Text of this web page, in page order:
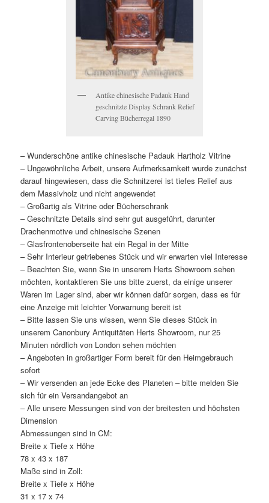
Antike chinesische Padauk Hand
geschnitzte Display Schrank Relief
Carving Bücherregal 1890
– Wunderschöne antike chinesische Padauk Hartholz Vitrine
– Ungewöhnliche Arbeit, unsere Aufmerksamkeit wurde zunächst
darauf hingewiesen, dass die Schnitzerei ist tiefes Relief aus
dem Massivholz und nicht angewendet
– Großartig als Vitrine oder Bücherschrank
– Geschnitzte Details sind sehr gut ausgeführt, darunter
Drachenmotive und chinesische Szenen
– Glasfrontenoberseite hat ein Regal in der Mitte
– Sehr Interieur getriebenes Stück und wir erwarten viel Interesse
– Beachten Sie, wenn Sie in unserem Herts Showroom sehen
möchten, kontaktieren Sie uns bitte zuerst, da einige unserer
Waren im Lager sind, aber wir können dafür sorgen, dass es für
eine Anzeige mit leichter Vorwarnung bereit ist
– Bitte lassen Sie uns wissen, wenn Sie dieses Stück in
unserem Canonbury Antiquitäten Herts Showroom, nur 25
Minuten nördlich von London sehen möchten
– Angeboten in großartiger Form bereit für den Heimgebrauch
sofort
– Wir versenden an jede Ecke des Planeten – bitte melden Sie
sich für ein Versandangebot an
– Alle unsere Messungen sind von der breitesten und höchsten
Dimension
Abmessungen sind in CM:
Breite x Tiefe x Höhe
78 x 43 x 187
Maße sind in Zoll:
Breite x Tiefe x Höhe
31 x 17 x 74